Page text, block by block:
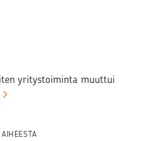
yritystoiminta muuttui